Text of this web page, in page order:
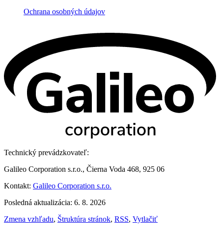
Ochrana osobných údajov
Technický prevádzkovateľ:
Galileo Corporation s.r.o., Čierna Voda 468, 925 06
Kontakt: Galileo Corporation s.r.o.
Posledná aktualizácia: 6. 8. 2026
Zmena vzhľadu, Štruktúra stránok, RSS, Vytlačiť